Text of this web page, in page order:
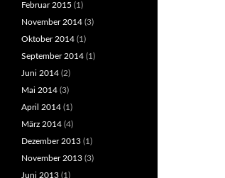
Februar 2015 (1)
November 2014 (3)
Oktober 2014 (1)
September 2014 (1)
Juni 2014 (2)
Mai 2014 (3)
April 2014 (1)
März 2014 (4)
Dezember 2013 (1)
November 2013 (3)
Juni 2013 (1)